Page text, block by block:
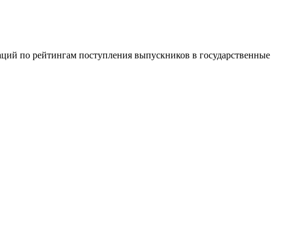
по рейтингам поступления выпускников в государственные